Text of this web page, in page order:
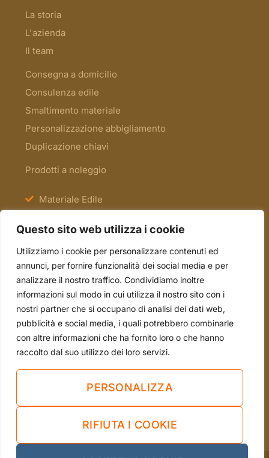
Questo sito web utilizza i cookie
Utilizziamo i cookie per personalizzare contenuti ed
annunci, per fornire funzionalità dei social media e per
analizzare il nostro traffico. Condividiamo inoltre
informazioni sul modo in cui utilizza il nostro sito con i
nostri partner che si occupano di analisi dei dati web,
pubblicità e social media, i quali potrebbero combinarle
con altre informazioni che ha fornito loro o che hanno
raccolto dal suo utilizzo dei loro servizi.
PERSONALIZZA
RIFIUTA I COOKIE
La storia
L'azienda
Il team
Consegna a domicilio
Consulenza edile
Smaltimento materiale
Personalizzazione abbigliamento
Duplicazione chiavi
Prodotti a noleggio
Materiale Edile
Scale e Ponteggi
Occasioni
tel. 051.70.22.15
mail. info@borsari2emme.it
Via Andrea Costa, 4/A - 40013 Castel Maggiore
(BO)
Sei già nostro cliente?